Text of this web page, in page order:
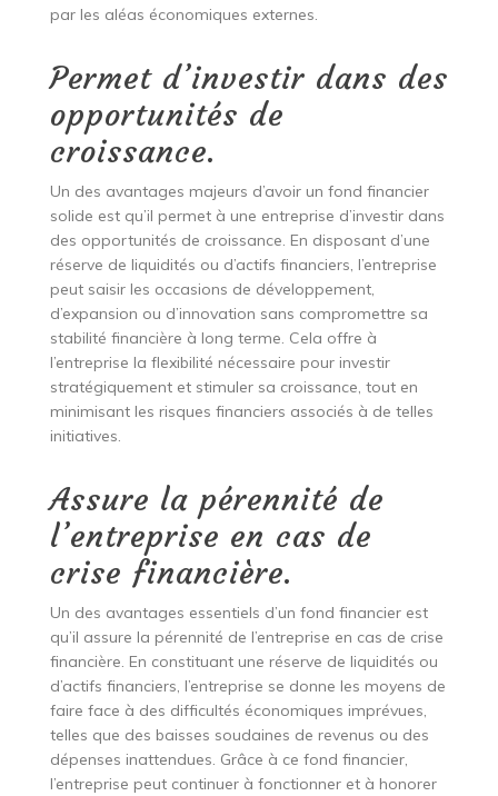
par les aléas économiques externes.
Permet d’investir dans des
opportunités de
croissance.
Un des avantages majeurs d’avoir un fond financier
solide est qu’il permet à une entreprise d’investir dans
des opportunités de croissance. En disposant d’une
réserve de liquidités ou d’actifs financiers, l’entreprise
peut saisir les occasions de développement,
d’expansion ou d’innovation sans compromettre sa
stabilité financière à long terme. Cela offre à
l’entreprise la flexibilité nécessaire pour investir
stratégiquement et stimuler sa croissance, tout en
minimisant les risques financiers associés à de telles
initiatives.
Assure la pérennité de
l’entreprise en cas de
crise financière.
Un des avantages essentiels d’un fond financier est
qu’il assure la pérennité de l’entreprise en cas de crise
financière. En constituant une réserve de liquidités ou
d’actifs financiers, l’entreprise se donne les moyens de
faire face à des difficultés économiques imprévues,
telles que des baisses soudaines de revenus ou des
dépenses inattendues. Grâce à ce fond financier,
l’entreprise peut continuer à fonctionner et à honorer